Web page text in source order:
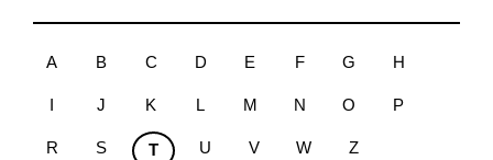
A B C D E F G H
I J K L M N O P
R S T U V W Z